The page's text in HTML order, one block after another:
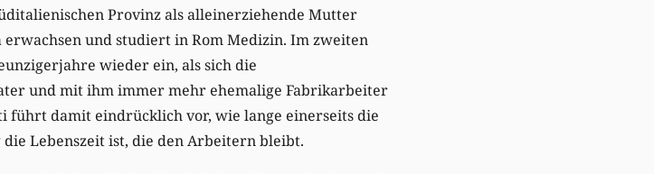
Provinz als alleinerziehende Mutter
und studiert in Rom Medizin. Im zweiten
wieder ein, als sich die
und mit ihm immer mehr ehemalige Fabrikarbeiter
führt damit eindrücklich vor, wie lange einerseits die
Lebenszeit ist, die den Arbeitern bleibt.